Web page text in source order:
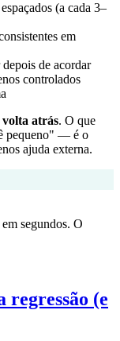
(a cada 3–
em
de acordar
controlados
atrás. O que
pequeno" — é o
ajuda externa.
segundos. O
regressão (e